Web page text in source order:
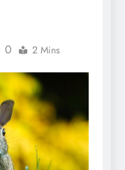
0 2 Mins